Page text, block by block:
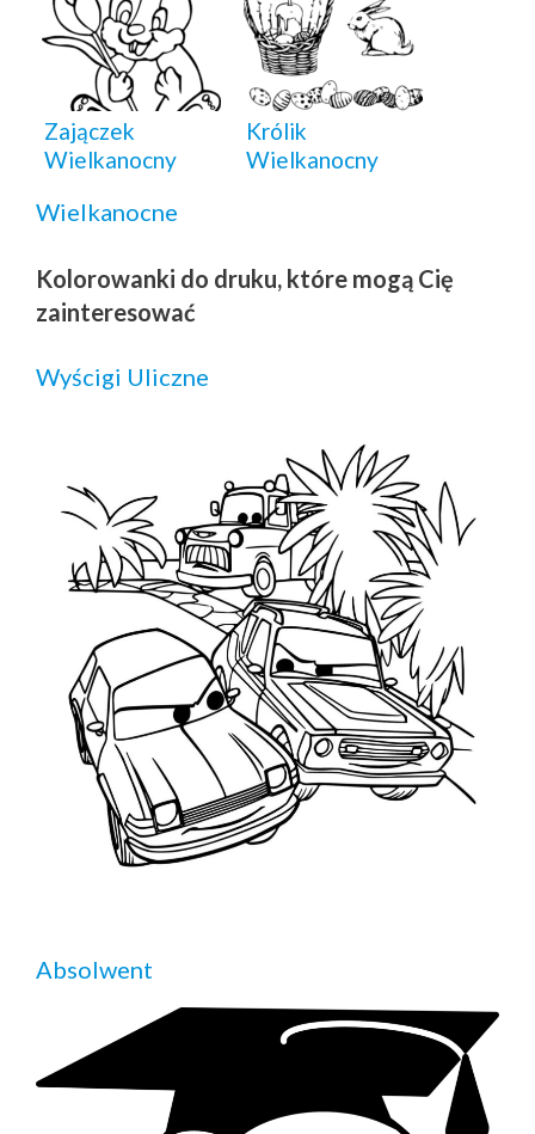
Zajączek
Wielkanocny
Królik
Wielkanocny
Wielkanocne
Kolorowanki do druku, które mogą Cię
zainteresować
Wyścigi Uliczne
Absolwent